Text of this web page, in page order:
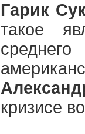
Гарик
такое
кризисе